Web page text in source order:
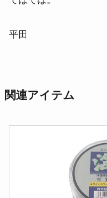
平田
関連アイテム